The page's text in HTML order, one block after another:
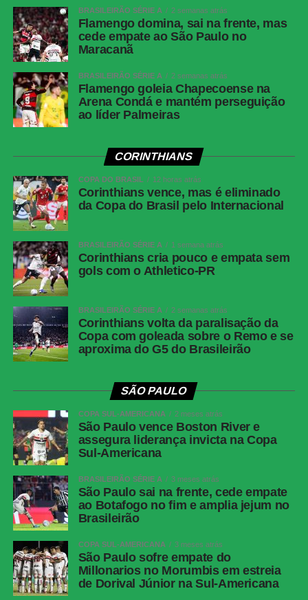
Árbitro
Paulo Cesar Zanovelli da Silva (MG)
Assistentes
Nailton Junior de Sousa Oliveira (CE) e
VAR
Paulo Renato Moreira da Silva Coelho (RJ)
Corinthians
Hugo Souza; Pedro Milans, André Ramalho,
Raniele e Matheuzinho; Allan, Matheus Pereira
Zakaria Labyad (Kaio César); Dieguinho (Yuri
Alberto (Rodrigo Garro)) e Lingard. Técnico:
Fernando Diniz.
Athletico-
PR
Santos; Benavídez, Terán (Aguirre) e Arthur
e Mendoza (João Cruz). Técnico: Odair
Hellmann.
Grêmio vence o Mirassol e avança às quartas de
final da Copa do Brasil
COMENTE ABAIXO:
WhatsApp
Facebook
Twitter
Messenger
LinkedIn
Share
BRASILEIRÃO SÉRIE A 2 semanas atrás
Flamengo domina, sai na frente, mas
cede empate ao São Paulo no
Maracanã
BRASILEIRÃO SÉRIE A 2 semanas atrás
Flamengo goleia Chapecoense na
Arena Condá e mantém perseguição
ao líder Palmeiras
CORINTHIANS
COPA DO BRASIL 12 horas atrás
Corinthians vence, mas é eliminado
da Copa do Brasil pelo Internacional
BRASILEIRÃO SÉRIE A 1 semana atrás
Corinthians cria pouco e empata sem
gols com o Athletico-PR
BRASILEIRÃO SÉRIE A 2 semanas atrás
Corinthians volta da paralisação da
Copa com goleada sobre o Remo e se
aproxima do G5 do Brasileirão
SÃO PAULO
COPA SUL-AMERICANA 2 meses atrás
São Paulo vence Boston River e
assegura liderança invicta na Copa
Sul-Americana
BRASILEIRÃO SÉRIE A 3 meses atrás
São Paulo sai na frente, cede empate
ao Botafogo no fim e amplia jejum no
Brasileirão
COPA SUL-AMERICANA 3 meses atrás
São Paulo sofre empate do
Millonarios no Morumbis em estreia
de Dorival Júnior na Sul-Americana